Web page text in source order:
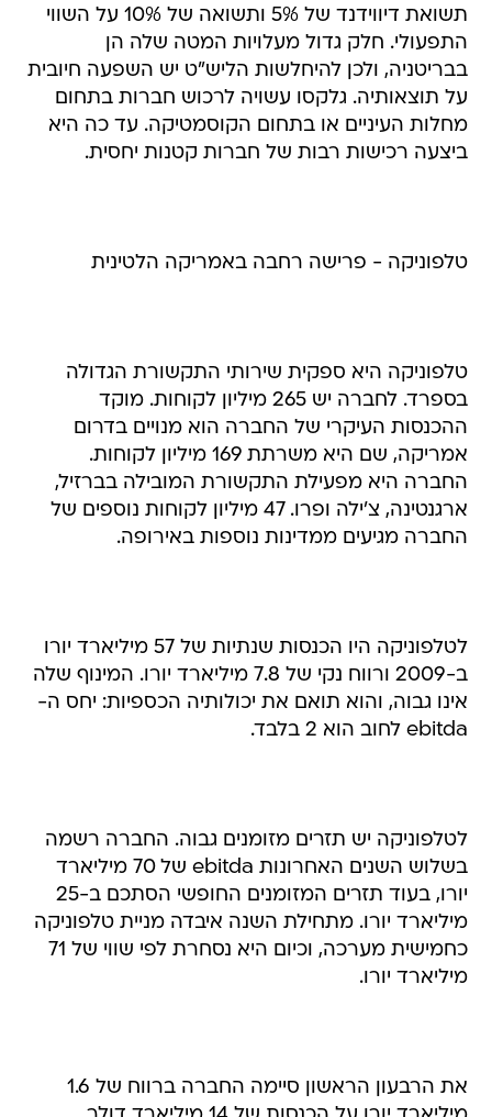
תשואת דיווידנד של 5% ותשואה של 10% על השווי
התפעולי. חלק גדול מעלויות המטה שלה הן
בבריטניה, ולכן להיחלשות הליש"ט יש השפעה חיובית
על תוצאותיה. גלקסו עשויה לרכוש חברות בתחום
מחלות העיניים או בתחום הקוסמטיקה. עד כה היא
ביצעה רכישות רבות של חברות קטנות יחסית.
טלפוניקה - פרישה רחבה באמריקה הלטינית
טלפוניקה היא ספקית שירותי התקשורת הגדולה
בספרד. לחברה יש 265 מיליון לקוחות. מוקד
ההכנסות העיקרי של החברה הוא מנויים בדרום
אמריקה, שם היא משרתת 169 מיליון לקוחות.
החברה היא מפעילת התקשורת המובילה בברזיל,
ארגנטינה, צ'ילה ופרו. 47 מיליון לקוחות נוספים של
החברה מגיעים ממדינות נוספות באירופה.
לטלפוניקה היו הכנסות שנתיות של 57 מיליארד יורו
ב-2009 ורווח נקי של 7.8 מיליארד יורו. המינוף שלה
אינו גבוה, והוא תואם את יכולותיה הכספיות: יחס ה-
ebitda לחוב הוא 2 בלבד.
לטלפוניקה יש תזרים מזומנים גבוה. החברה רשמה
בשלוש השנים האחרונות ebitda של 70 מיליארד
יורו, בעוד תזרים המזומנים החופשי הסתכם ב-25
מיליארד יורו. מתחילת השנה איבדה מניית טלפוניקה
כחמישית מערכה, וכיום היא נסחרת לפי שווי של 71
מיליארד יורו.
את הרבעון הראשון סיימה החברה ברווח של 1.6